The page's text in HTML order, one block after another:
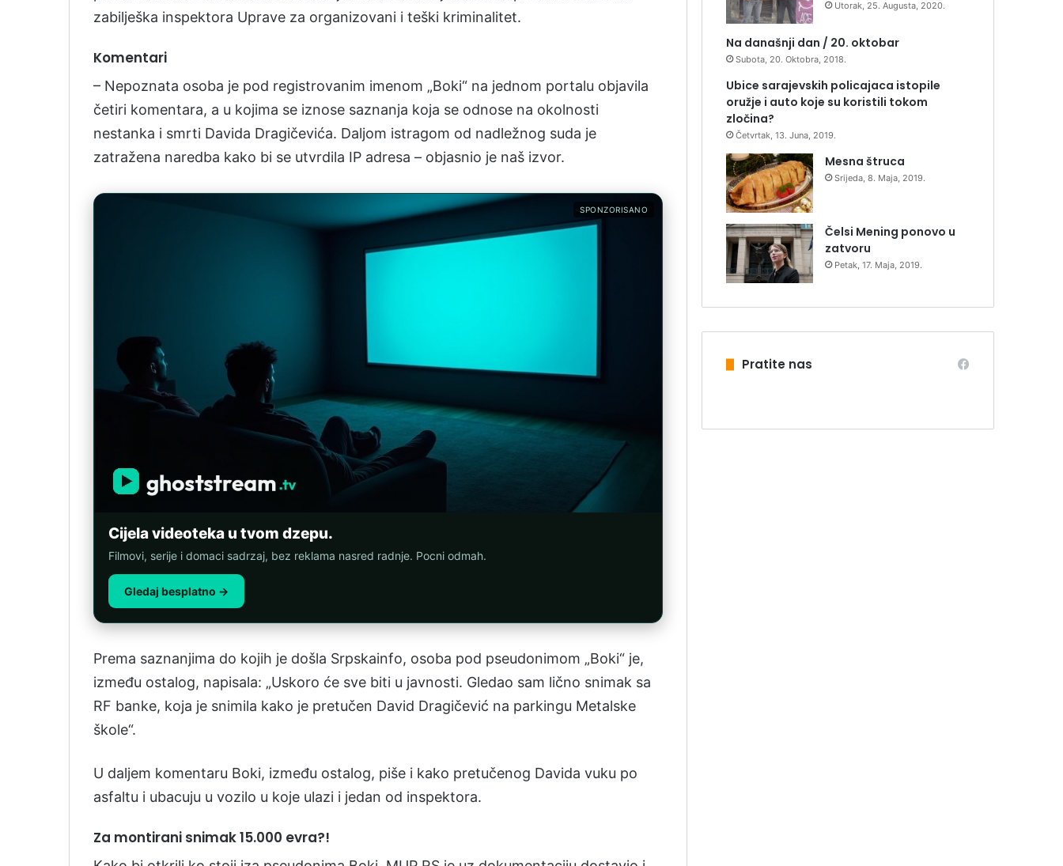
zabilješka inspektora Uprave za organizovani i teški kriminalitet.
Komentari
– Nepoznata osoba je pod registrovanim imenom „Boki“ na jednom portalu objavila
četiri komentara, a u kojima se iznose saznanja koja se odnose na okolnosti
nestanka i smrti Davida Dragičevića. Daljom istragom od nadležnog suda je
zatražena naredba kako bi se utvrdila IP adresa – objasnio je naš izvor.
SPONZORISANO
Cijela videoteka u tvom dzepu.
Filmovi, serije i domaci sadrzaj, bez reklama nasred radnje. Pocni odmah.
Gledaj besplatno →
Prema saznanjima do kojih je došla Srpskainfo, osoba pod pseudonimom „Boki“ je,
između ostalog, napisala: „Uskoro će sve biti u javnosti. Gledao sam lično snimak sa
RF banke, koja je snimila kako je pretučen David Dragičević na parkingu Metalske
škole“.
U daljem komentaru Boki, između ostalog, piše i kako pretučenog Davida vuku po
asfaltu i ubacuju u vozilo u koje ulazi i jedan od inspektora.
Za montirani snimak 15.000 evra?!
Utorak, 25. Augusta, 2020.
Na današnji dan / 20. oktobar
Subota, 20. Oktobra, 2018.
Ubice sarajevskih policajaca istopile
oružje i auto koje su koristili tokom
zločina?
Četvrtak, 13. Juna, 2019.
Mesna štruca
Srijeda, 8. Maja, 2019.
Čelsi Mening ponovo u
zatvoru
Petak, 17. Maja, 2019.
Pratite nas